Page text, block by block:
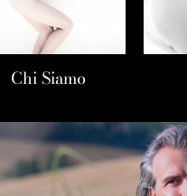
Chi Siamo